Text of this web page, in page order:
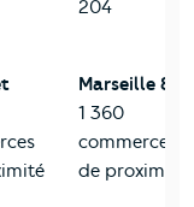
204
Marseille 8
1 360
commerces
de proximité